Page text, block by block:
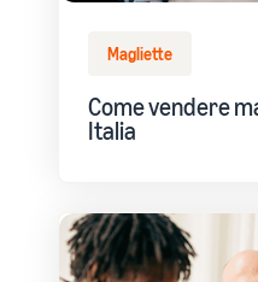
Magliette
Come vendere
Italia